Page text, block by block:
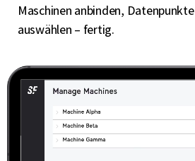
Maschinen anbinden, Datenpunkte
auswählen – fertig.